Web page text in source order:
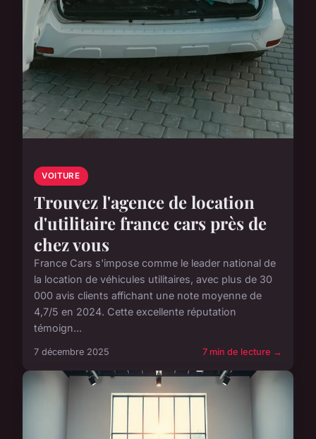
VOITURE
Trouvez l'agence de location
d'utilitaire france cars près de
chez vous
France Cars s'impose comme le leader national de
la location de véhicules utilitaires, avec plus de 30
000 avis clients affichant une note moyenne de
4,7/5 en 2024. Cette excellente réputation
témoign...
7 décembre 2025 7 min de lecture →